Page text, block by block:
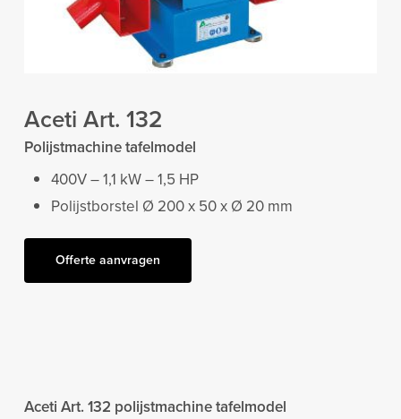
Aceti Art. 132
Polijstmachine tafelmodel
400V – 1,1 kW – 1,5 HP
Polijstborstel Ø 200 x 50 x Ø 20 mm
Offerte aanvragen
Aceti Art. 132 polijstmachine tafelmodel